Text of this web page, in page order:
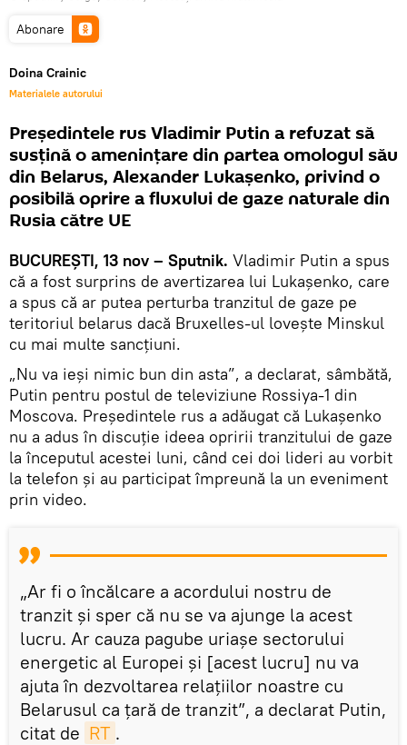
Abonare
Doina Crainic
Materialele autorului
Președintele rus Vladimir Putin a refuzat să
susțină o amenințare din partea omologul său
din Belarus, Alexander Lukașenko, privind o
posibilă oprire a fluxului de gaze naturale din
Rusia către UE
BUCUREŞTI, 13 nov – Sputnik. Vladimir Putin a spus
că a fost surprins de avertizarea lui Lukașenko, care
a spus că ar putea perturba tranzitul de gaze pe
teritoriul belarus dacă Bruxelles-ul lovește Minskul
cu mai multe sancțiuni.
„Nu va ieși nimic bun din asta”, a declarat, sâmbătă,
Putin pentru postul de televiziune Rossiya-1 din
Moscova. Preşedintele rus a adăugat că Lukașenko
nu a adus în discuție ideea opririi tranzitului de gaze
la începutul acestei luni, când cei doi lideri au vorbit
la telefon și au participat împreună la un eveniment
prin video.
„Ar fi o încălcare a acordului nostru de
tranzit și sper că nu se va ajunge la acest
lucru. Ar cauza pagube uriaşe sectorului
energetic al Europei și [acest lucru] nu va
ajuta în dezvoltarea relațiilor noastre cu
Belarusul ca țară de tranzit”, a declarat Putin,
citat de RT .